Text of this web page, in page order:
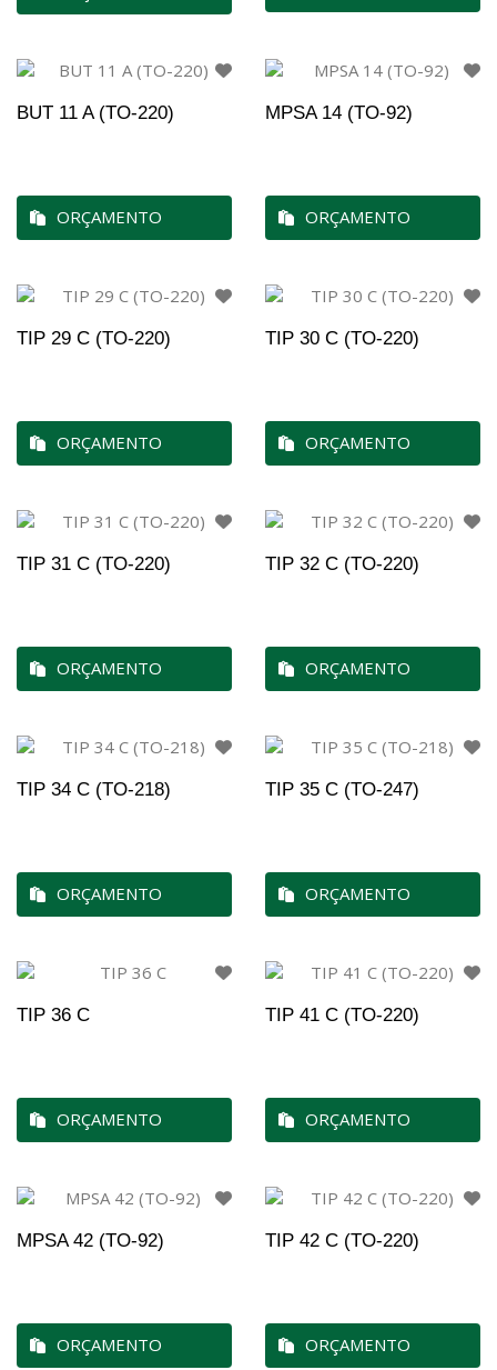
BUT 11 A (TO-220)
ORÇAMENTO
MPSA 14 (TO-92)
ORÇAMENTO
TIP 29 C (TO-220)
ORÇAMENTO
TIP 30 C (TO-220)
ORÇAMENTO
TIP 31 C (TO-220)
ORÇAMENTO
TIP 32 C (TO-220)
ORÇAMENTO
TIP 34 C (TO-218)
ORÇAMENTO
TIP 35 C (TO-247)
ORÇAMENTO
TIP 36 C
ORÇAMENTO
TIP 41 C (TO-220)
ORÇAMENTO
MPSA 42 (TO-92)
ORÇAMENTO
TIP 42 C (TO-220)
ORÇAMENTO